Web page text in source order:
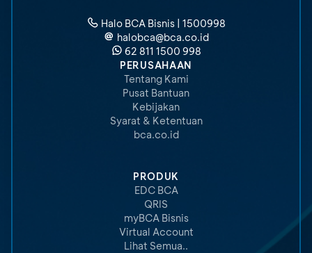
Halo BCA Bisnis | 1500998
halobca@bca.co.id
62 811 1500 998
PERUSAHAAN
Tentang Kami
Pusat Bantuan
Kebijakan
Syarat & Ketentuan
bca.co.id
PRODUK
EDC BCA
QRIS
myBCA Bisnis
Virtual Account
Lihat Semua..